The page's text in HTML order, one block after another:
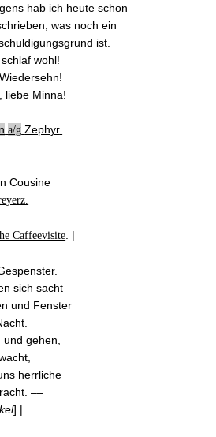
hab ich heute schon
was noch ein
ist.
wohl!
liebe Minna!
a/g Zephyr.
Cousine
Caffeevisite . |
sich sacht
und Fenster
gehen,
herrliche
––
] |